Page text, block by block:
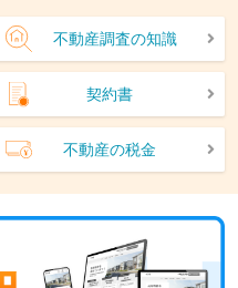
不動産調査の知識
契約書
不動産の税金